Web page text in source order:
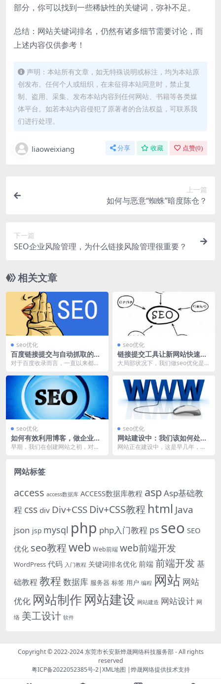
部分，你可以找到一些稀缺性的关键词，弥补不足。
总结：网站关键词排名，仍然有诸多细节需要讨论，而
上述内容仅供参考！
声明：本站所有文章，如无特殊说明或标注，均为本站原
创发布。任何个人或组织，在未征得本站同意时，禁止复
制、盗用、采集、发布本站内容到任何网站、书籍等各类媒
体平台。如若本站内容侵犯了原著者的合法权益，可联系我
们进行处理。
liaoweixiang 分享 收藏 点赞(0)
上一篇
如何与恶意“蜘蛛”暗度陈仓？
下一篇
SEO企业风险管理，为什么链接风险管理很重要？
相关文章
seo优化
百度链接提交与自动抓取的区
别，该如何选择？
对于百度收录而言，一直以来都是
天都会有大量的站长...
seo优化
链接提交工具让新网站快速收
录
大局部状况下，我们做seo优化是基
百度中获取排名。...
seo优化
如何有效利用博客，做企业产
品活动宣传？
早期，我们在创建网站之初，对于
seo优化
网站建设中：我们该如何处理
SEO细节！
网站正在建设中，这是早几年，很
网站标签
access access数据库 ACCESS数据库教程 asp Asp基础教
程 css div Div+CSS Div+CSS教程 html Java
json jsp mysql php php入门教程 ps seo SEO
优化 seo教程web Web前端 web前端开发
WordPress 代码 入门教程 关键词排名优化 前端 前端开发 基
础教程 教程 数据库 服务器 标签 用户 编程 网站 网站
优化 网站制作 网站建设 网站建造 网站设计 网
络 美工设计 软件
Copyright © 2022-2024 东莞市长安新烨晟网络科技服务部- All rights
reserved
粤ICP备2022052385号-2|XML地图 |烨晟网络提供技术支持